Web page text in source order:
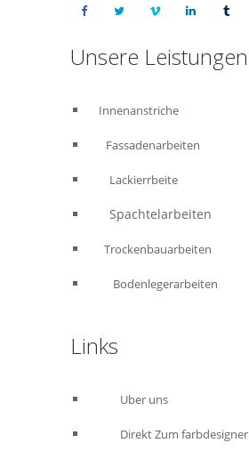
Unsere Leistungen
Innenanstriche
Fassadenarbeiten
Lackierrbeite
Spachtelarbeiten
Trockenbauarbeiten
Bodenlegerarbeiten
Links
Uber uns
Direkt Zum farbdesigner